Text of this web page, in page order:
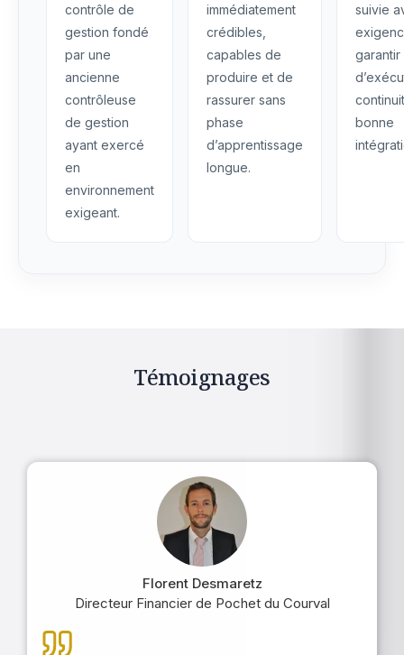
contrôle de
gestion fondé
par une
ancienne
contrôleuse
de gestion
ayant exercé
en
environnement
exigeant.
immédiatement
crédibles,
capables de
produire et de
rassurer sans
phase
d’apprentissage
longue.
suivie
garantir
bonne
Témoignages
Florent Desmaretz
Directeur Financier de Pochet du Courval